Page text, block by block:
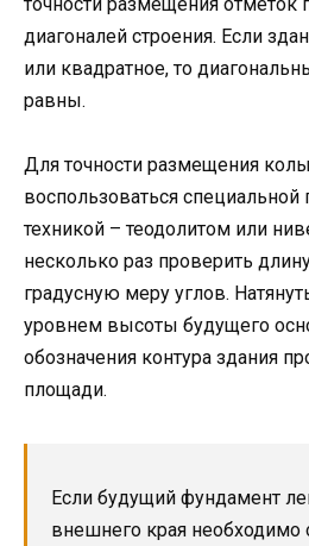
диагоналей строения. Если
или квадратное, то
равны.
Для точности размещения
воспользоваться специальной
техникой – теодолитом или
несколько раз проверить
градусную меру углов.
уровнем высоты будущего
обозначения контура здания
площади.
Если будущий фундамент
внешнего края необходимо